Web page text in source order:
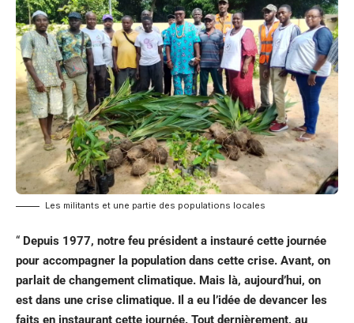
Les militants et une partie des populations locales
“ Depuis 1977, notre feu président a instauré cette journée
pour accompagner la population dans cette crise. Avant, on
parlait de changement climatique. Mais là, aujourd’hui, on
est dans une crise climatique. Il a eu l’idée de devancer les
faits en instaurant cette journée. Tout dernièrement, au